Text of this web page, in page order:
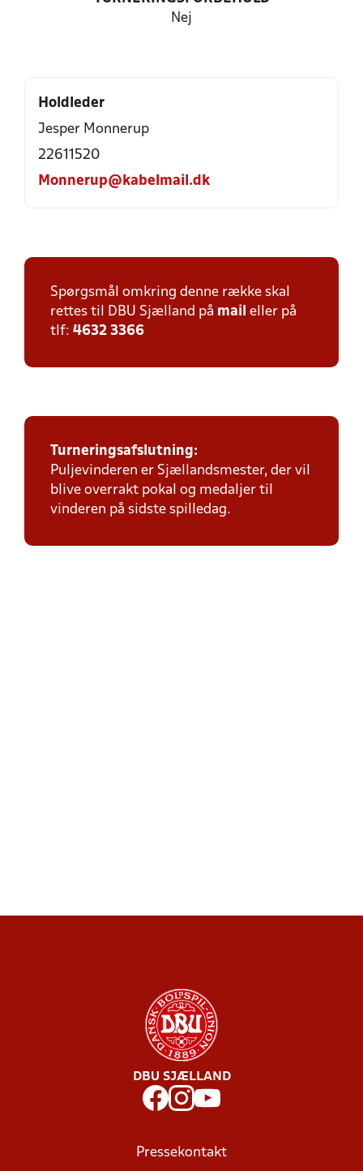
Nej
Holdleder
Jesper Monnerup
22611520
Monnerup@kabelmail.dk
Spørgsmål omkring denne række skal
rettes til DBU Sjælland på mail eller på
tlf: 4632 3366
Turneringsafslutning:
Puljevinderen er Sjællandsmester, der vil
blive overrakt pokal og medaljer til
vinderen på sidste spilledag.
DBU SJÆLLAND
Pressekontakt